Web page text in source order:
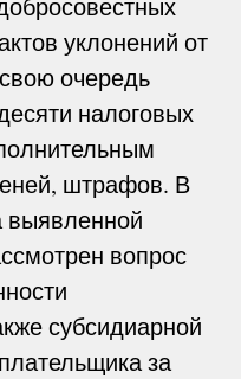
уклонений от
очередь
налоговых
штрафов. В
выявленной
вопрос
субсидиарной
за